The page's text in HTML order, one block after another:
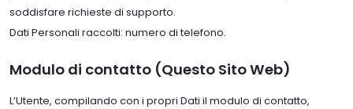
soddisfare richieste di supporto.
Dati Personali raccolti: numero di telefono.
Modulo di contatto (Questo Sito Web)
L’Utente, compilando con i propri Dati il modulo di contatto,